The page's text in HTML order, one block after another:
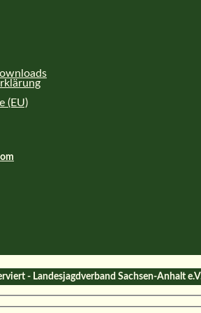
(EU)
- Landesjagdverband Sachsen-Anhalt